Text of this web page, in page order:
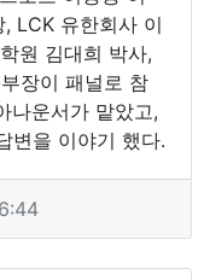
LCK 유한회사 이
원 김대희 박사,
장이 패널로 참
나운서가 맡았고,
변을 이야기 했다.